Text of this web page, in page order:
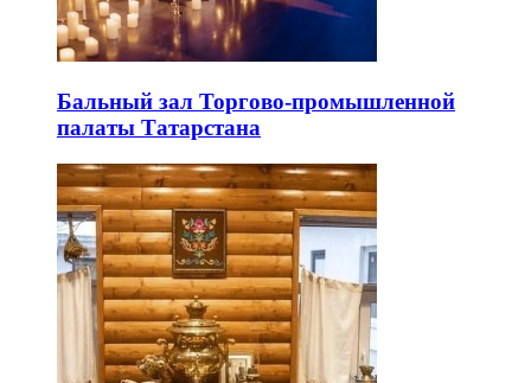
Бальный зал Торгово-промышленной
палаты Татарстана